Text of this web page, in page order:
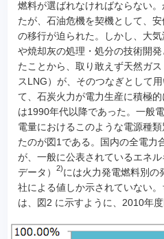
燃料が選ばれなければならない
たが、石油危機を契機として、
の移行が迫られた。しかし、大
や焼却灰の処理・処分の技術開
たことから、取り敢えず天然ガ
スLNG）が、そのつなぎとして
て、石炭火力が電力生産に積極
は1990年代以降であった。一般
電量におけるこのような電源種
たのが図1である。国内の全電力
が、一般に公表されているエネ
データ）
2)には火力発電燃料別の
社による値しか示されていない
は、図2 に示すように、2010年